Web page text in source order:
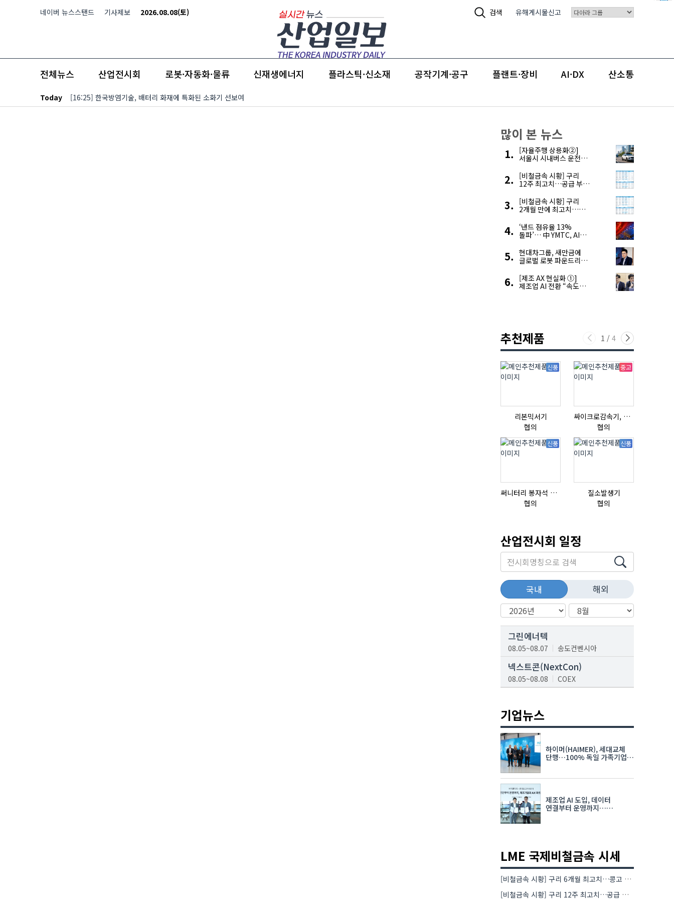
네이버 뉴스스탠드 기사제보 2026.08.08(토) 검색 유해게시물신고
전체뉴스 산업전시회 로봇·자동화·물류 신재생에너지 플라스틱·신소재 공작기계·공구 플랜트·장비 AI·DX 산소통
Today [16:25] 한국방염기술, 배터리 화재에 특화된 소화기 선보여
많이 본 뉴스
[자율주행 상용화②]
서울시 시내버스 운전자
해결한다
[비철금속 시황] 구리
12주 최고치…공급 부족
[비철금속 시황] 구리
2개월 만에 최고치…
우려 확대
‘낸드 점유율 13%
돌파’… 中 YMTC, AI
4위 맹추격
현대차그룹, 새만금에
글로벌 로봇 파운드리
[제조 AX 현실화 ①]
제조업 AI 전환 “속도와
추천제품 1 / 4
신품
리본믹서기
협의
중고
싸이크로감속기, 감속기제작
협의
신품
써니터리 봉자석 세트 SPECIAL , 봉자석 , 자석봉 , 호퍼용자석 , 전자석
협의
신품
질소발생기
협의
산업전시회 일정
국내 해외
그린에너텍
08.05~08.07 송도컨벤시아
넥스트콘(NextCon)
08.05~08.08 COEX
08.19~08.21
K-PRINT
08.19~08.22
자율주행모빌리티산업전
08.25~08.27
차세대 반도체 패키징 산업전
08.26~08.28 수원컨벤션센터
기업뉴스
하이머(HAIMER), 세대교체
단행…100% 독일 가족기업
제조업 AI 도입, 데이터
연결부터 운영까지…
LME 국제비철금속 시세
[비철금속 시황] 구리 6개월 최고치…콩고 수출 규제에 공급 우려 확대
[비철금속 시황] 구리 12주 최고치…공급 부족 우려에 강세